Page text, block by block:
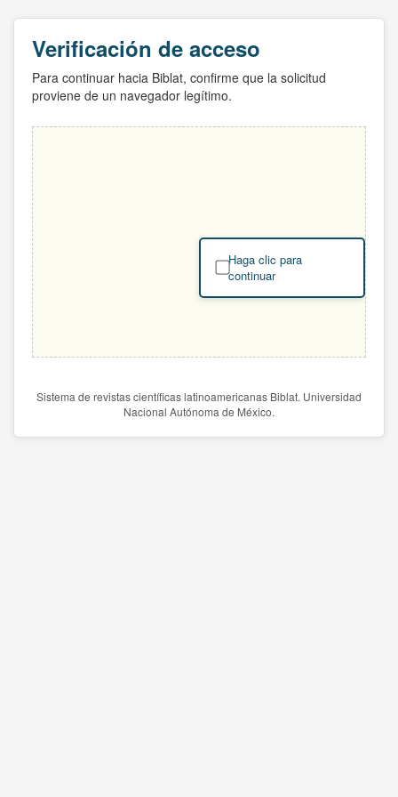
Verificación de acceso
Para continuar hacia Biblat, confirme que la solicitud
proviene de un navegador legítimo.
Haga clic para
continuar
Sistema de revistas científicas latinoamericanas Biblat. Universidad
Nacional Autónoma de México.